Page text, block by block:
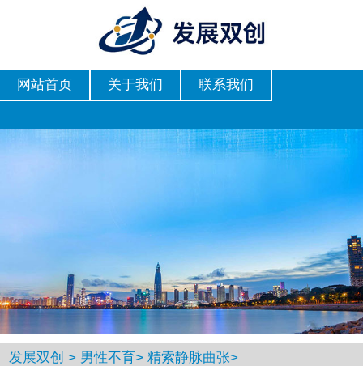
网站首页 关于我们 联系我们
发展双创 > 男性不育> 精索静脉曲张>